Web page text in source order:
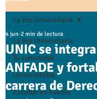
La Voz Universitaria
Tu comunidad
Universidades
Estudiar en Puebla
La Voz Universitaria
UNIC se
ANFADE y
carrera de
4 jun 2 min de lectura